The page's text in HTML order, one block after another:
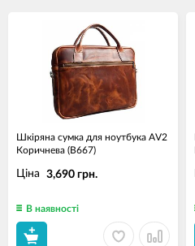
Шкіряна сумка для ноутбука AV2
Коричнева (B667)
Ціна 3,690 грн.
В наявності